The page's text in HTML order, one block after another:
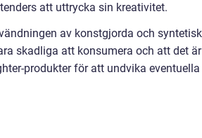
att uttrycka sin kreativitet.
av konstgjorda och
skadliga att konsumera och att det är
produkter för att undvika eventuella